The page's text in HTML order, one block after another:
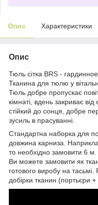
Опис Характеристики
Опис
Тюль сітка BRS - гардинное
Тканина для тюлю у
Тюль добре пропускає
кімнаті, вдень закриває
стійкий до сонця, добре
зусиль в прасуванні.
Стандартна наборка для
довжина карниза.
то необхідно замовити 6
Ви можете замовити як
готового виробу на
добірки тканин (портьєри +